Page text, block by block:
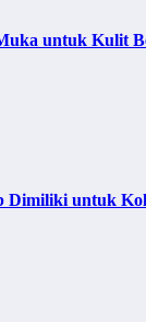
untuk Kulit
untuk